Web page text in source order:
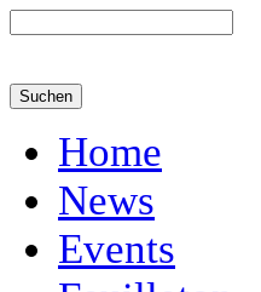
Home
News
Events